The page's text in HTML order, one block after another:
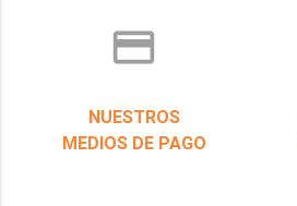
credit_card
NUESTROS
MEDIOS DE PAGO